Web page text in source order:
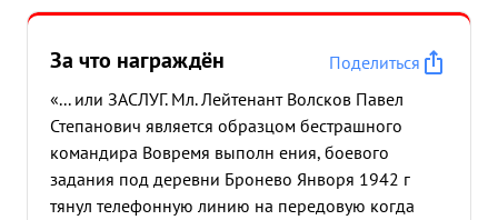
За что награждён
Поделиться
«... или ЗАСЛУГ. Мл. Лейтенант Волсков Павел
Степанович является образцом бестрашного
командира Вовремя выполн ения, боевого
задания под деревни Бронево Янворя 1942 г
тянул телефонную линию на передовую когда